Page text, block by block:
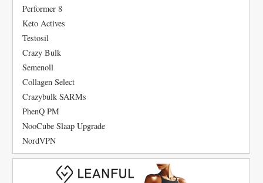
Performer 8
Keto Actives
Testosil
Crazy Bulk
Semenoll
Collagen Select
Crazybulk SARMs
PhenQ PM
NooCube Slaap Upgrade
NordVPN